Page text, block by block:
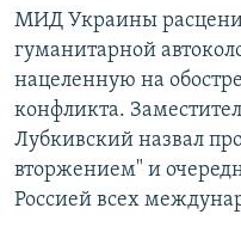
МИД Украины
гуманитарной
нацеленную на
конфликта.
Лубкивский назвал
вторжением" и
Россией всех